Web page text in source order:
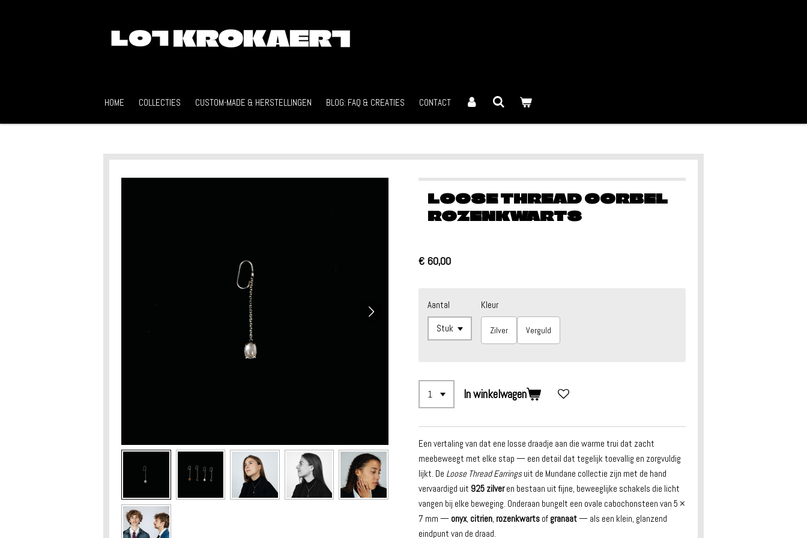
HOME COLLECTIES CUSTOM-MADE & HERSTELLINGEN BLOG: FAQ & CREATIES CONTACT
LOOSE THREAD OORBEL
ROZENKWARTS
€ 60,00
Aantal Kleur
Zilver Verguld
In winkelwagen
Een vertaling van dat ene losse draadje aan die warme trui dat zacht
meebeweegt met elke stap — een detail dat tegelijk toevallig en zorgvuldig
lijkt. De Loose Thread Earringsuit de Mundane collectie zijn met de hand
vervaardigd uit 925 zilveren bestaan uit fijne, beweeglijke schakels die licht
vangen bij elke beweging. Onderaan bungelt een ovale cabochonsteen van 5 ×
7 mm — onyx, citrien, rozenkwarts of granaat— als een klein, glanzend
eindpunt van de draad.